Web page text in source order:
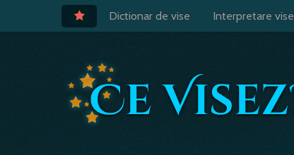
Dictionar de vise Interpretare vise